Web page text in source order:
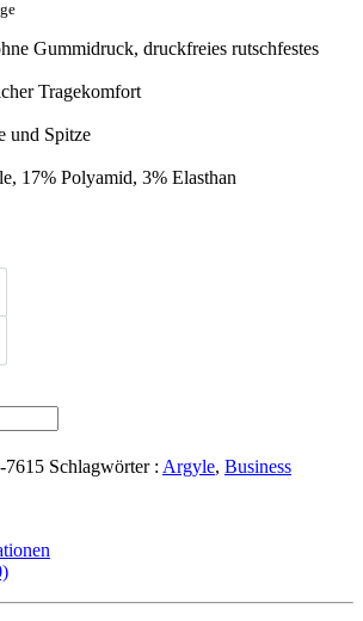
Gummidruck, druckfreies rutschfestes
Tragekomfort
und Spitze
17% Polyamid, 3% Elasthan
7615 Schlagwörter : Argyle, Business